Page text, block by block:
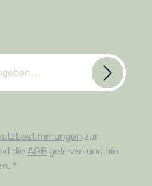
zur
die AGB gelesen und bin
*